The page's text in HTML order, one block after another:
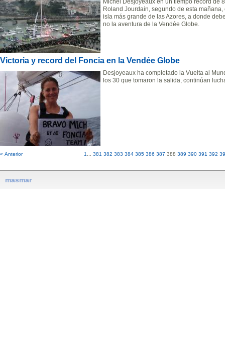
Michel Desjoyeaux en un tiempo récord de
Roland Jourdain, segundo de esta
isla más grande de las Azores, a donde
no la aventura de la Vendée Globe.
Victoria y record del Foncia en la Vendée Globe
Desjoyeaux ha completado la Vuelta al
los 30 que tomaron la salida, continúan
« Anterior 1 381 382 383 384 385 386 387 388 389 390 391 392
masmar